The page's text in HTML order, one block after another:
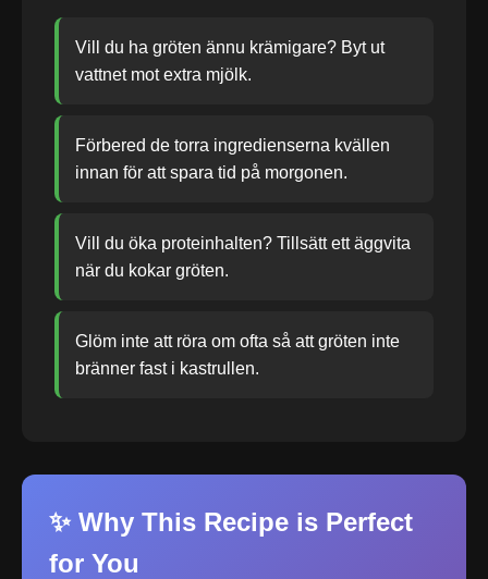
Vill du ha gröten ännu krämigare? Byt ut
vattnet mot extra mjölk.
Förbered de torra ingredienserna kvällen
innan för att spara tid på morgonen.
Vill du öka proteinhalten? Tillsätt ett äggvita
när du kokar gröten.
Glöm inte att röra om ofta så att gröten inte
bränner fast i kastrullen.
✨ Why This Recipe is Perfect
for You